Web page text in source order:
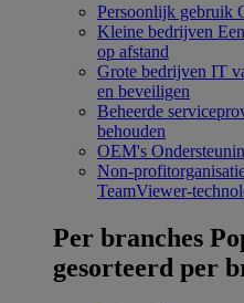
Persoonlijk gebruik
Kleine bedrijven
op afstand
Grote bedrijven IT
en beveiligen
Beheerde
behouden
OEM's
Non-
TeamViewer-
Per branches
gesorteerd per